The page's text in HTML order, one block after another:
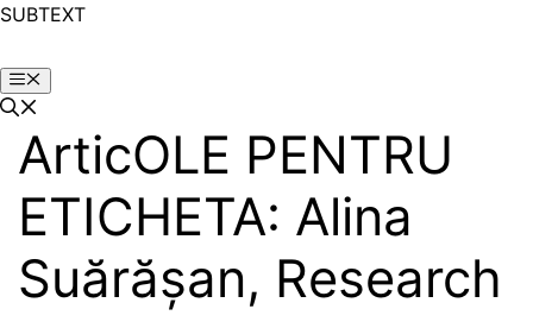
SUBTEXT
ArticOLE PENTRU
ETICHETA: Alina
Suărășan, Research